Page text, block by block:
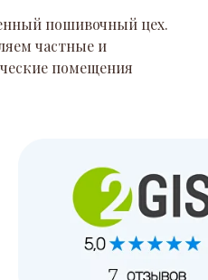
пошивочный цех.
частные и
помещения